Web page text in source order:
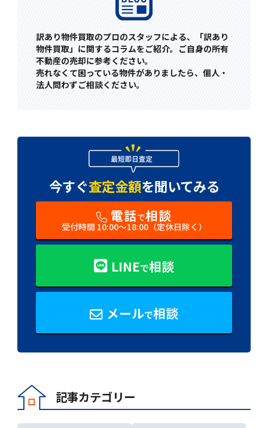
訳あり物件買取のプロのスタッフによる、「訳あり
物件買取」に関するコラムをご紹介。ご自身の所有
不動産の売却に参考ください。
売れなくて困っている物件がありましたら、個人・
法人問わずご相談ください。
今すぐ査定金額を聞いてみる
電話で相談
受付時間 10:00〜18:00（定休日除く）
LINEで相談
メールで相談
記事カテゴリー